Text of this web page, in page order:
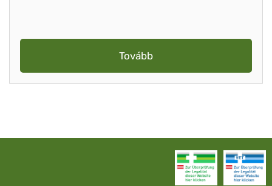
Tovább